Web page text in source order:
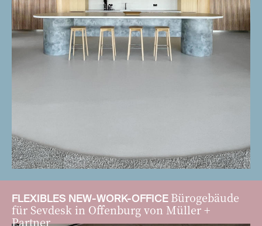
FLEXIBLES NEW-WORK-OFFICE Bürogebäude
für Sevdesk in Offenburg von Müller +
Partner